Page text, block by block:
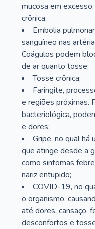
mucosa em
crônica;
Embolia
sanguíneo nas
Coágulos podem
de ar quanto tosse;
Tosse crônica;
Faringite,
e regiões próximas.
bacteriológica,
e dores;
Gripe, no qual há
que atinge desde a
como sintomas
nariz entupido;
COVID-19, no
o organismo,
até dores, cansaço,
desconfortos e